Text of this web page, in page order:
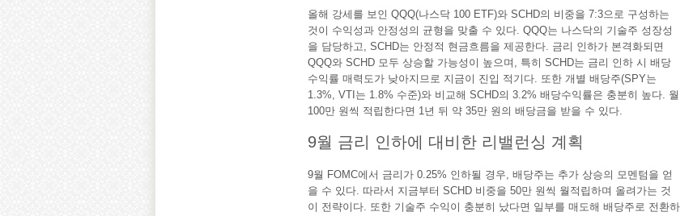
올해 강세를 보인 QQQ(나스닥 100 ETF)와 SCHD의 비중을 7:3으로 구성하는
것이 수익성과 안정성의 균형을 맞출 수 있다. QQQ는 나스닥의 기술주 성장성
을 담당하고, SCHD는 안정적 현금흐름을 제공한다. 금리 인하가 본격화되면
QQQ와 SCHD 모두 상승할 가능성이 높으며, 특히 SCHD는 금리 인하 시 배당
수익률 매력도가 낮아지므로 지금이 진입 적기다. 또한 개별 배당주(SPY는
1.3%, VTI는 1.8% 수준)와 비교해 SCHD의 3.2% 배당수익률은 충분히 높다. 월
100만 원씩 적립한다면 1년 뒤 약 35만 원의 배당금을 받을 수 있다.
9월 금리 인하에 대비한 리밸런싱 계획
9월 FOMC에서 금리가 0.25% 인하될 경우, 배당주는 추가 상승의 모멘텀을 얻
을 수 있다. 따라서 지금부터 SCHD 비중을 50만 원씩 월적립하며 올려가는 것
이 전략이다. 또한 기술주 수익이 충분히 났다면 일부를 매도해 배당주로 전환하